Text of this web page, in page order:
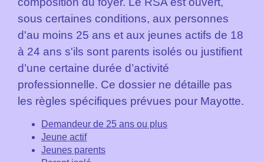
sous certaines conditions, aux personnes
d'au moins 25 ans et aux jeunes actifs de 18
à 24 ans s'ils sont parents isolés ou justifient
d’une certaine durée d’activité
professionnelle. Ce dossier ne détaille pas
les règles spécifiques prévues pour Mayotte.
Demandeur de 25 ans ou plus
Jeune actif
Jeunes parents